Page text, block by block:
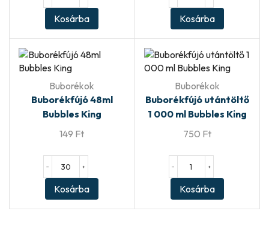
Kosárba Kosárba
Buborékok
Buborékfújó 48ml
Bubbles King
149 Ft
− +
Kosárba
Buborékok
Buborékfújó utántöltő
1 000 ml Bubbles King
750 Ft
− +
Kosárba